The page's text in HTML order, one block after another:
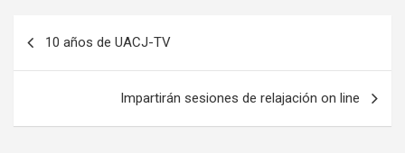
10 años de UACJ-TV
Impartirán sesiones de relajación on line